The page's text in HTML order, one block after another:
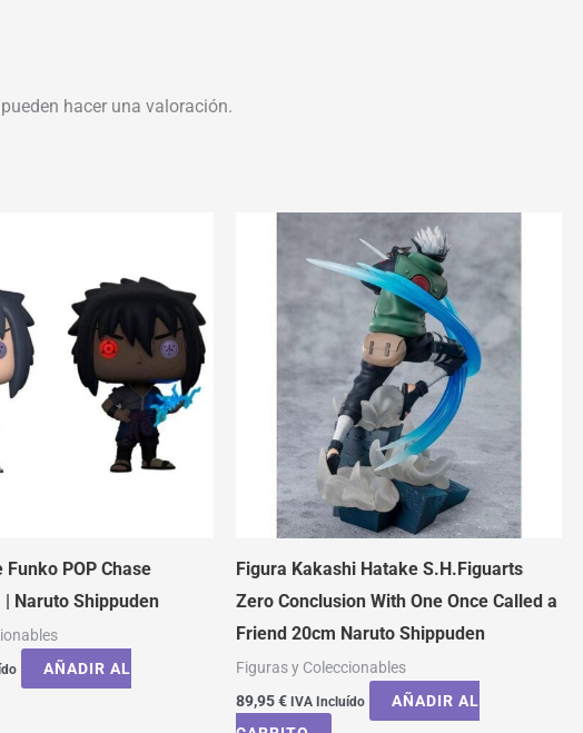
hacer una valoración.
POP Chase
| Naruto Shippuden
AÑADIR AL
Figura Kakashi Hatake S.H.Figuarts
Zero Conclusion With One Once Called a
Friend 20cm Naruto Shippuden
Figuras y Coleccionables
89,95€ IVA Incluído
AÑADIR AL